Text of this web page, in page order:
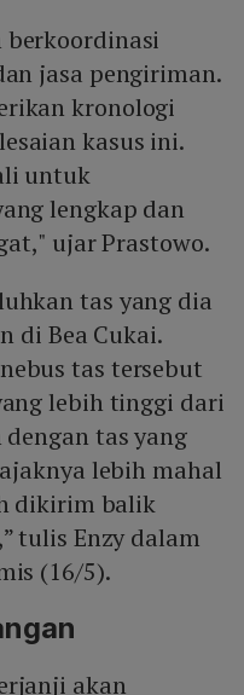
berkoordinasi
jasa pengiriman.
kronologi
kasus ini.
untuk
lengkap dan
ujar Prastowo.
tas yang dia
di Bea Cukai.
tas tersebut
lebih tinggi dari
dengan tas yang
lebih mahal
dikirim balik
tulis Enzy dalam
(16/5).
akan